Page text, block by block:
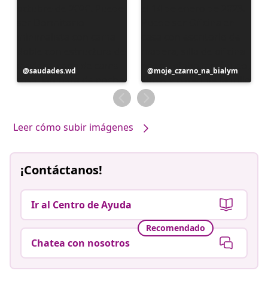
Publicación
realizada
saudades.wd
Publicación
realizada
por
moje_czarno_na_bialym
Leer cómo subir imágenes
¡Contáctanos!
Ir al Centro de Ayuda
Recomendado
Chatea con nosotros